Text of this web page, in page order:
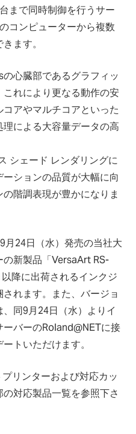
まで同時制御を行うサー
コンピューターから複数
ます。
心臓部であるグラフィッ
れにより更なる動作の安
アやマルチコアといった
による大容量データの高
シェード レンダリングに
ションの品質が大幅に向
階調表現が豊かになりま
月24日（水）発売の当社大
新製品「VersaArt RS-
降に出荷されるインクジ
れます。また、バージョ
同9月24日（水）よりイ
バーのRoland@NETに接
トいただけます。
リンターおよび対応カッ
対応製品一覧を参照下さ